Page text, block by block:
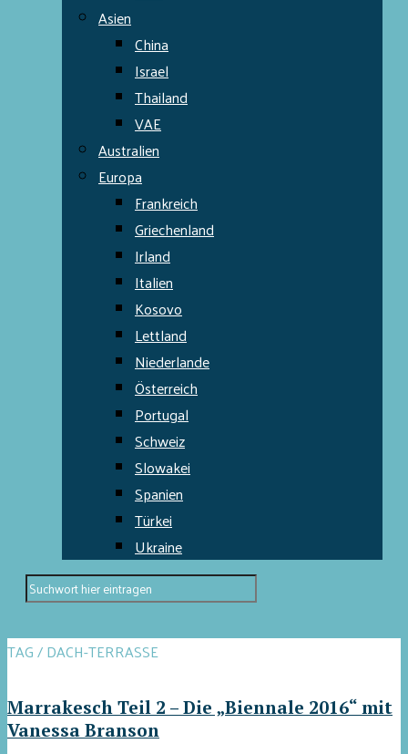
Asien
China
Israel
Thailand
VAE
Australien
Europa
Frankreich
Griechenland
Irland
Italien
Kosovo
Lettland
Niederlande
Österreich
Portugal
Schweiz
Slowakei
Spanien
Türkei
Ukraine
TAG / DACH-TERRASSE
Marrakesch Teil 2 – Die „Biennale 2016“ mit
Vanessa Branson